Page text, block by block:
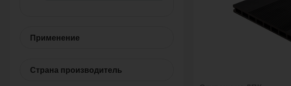
Применение
Страна производитель